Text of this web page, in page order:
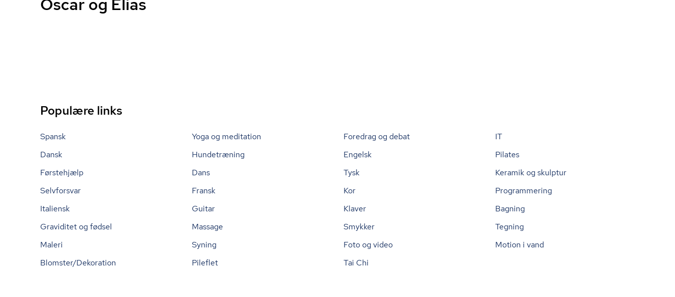
Populære links
Spansk Yoga og meditation Foredrag og debat
IT
Dansk
Hundetræning Engelsk
Pilates
Førstehjælp
Dans Tysk
Keramik og skulptur
Selvforsvar
Fransk Kor
Programmering
Italiensk
Guitar Klaver
Bagning
Graviditet og fødsel
Massage Smykker
Tegning
Maleri
Syning Foto og video
Motion i vand
Blomster/Dekoration
Pileflet Tai Chi